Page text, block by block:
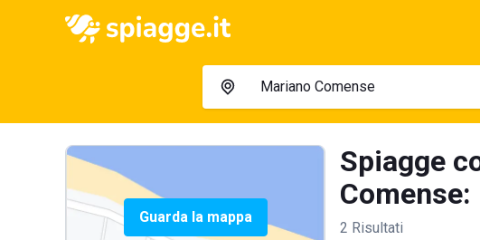
Guarda la mappa
Spiagge
2 Risultati